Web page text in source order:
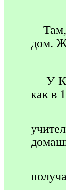
Там,
дом.
У
как в
По